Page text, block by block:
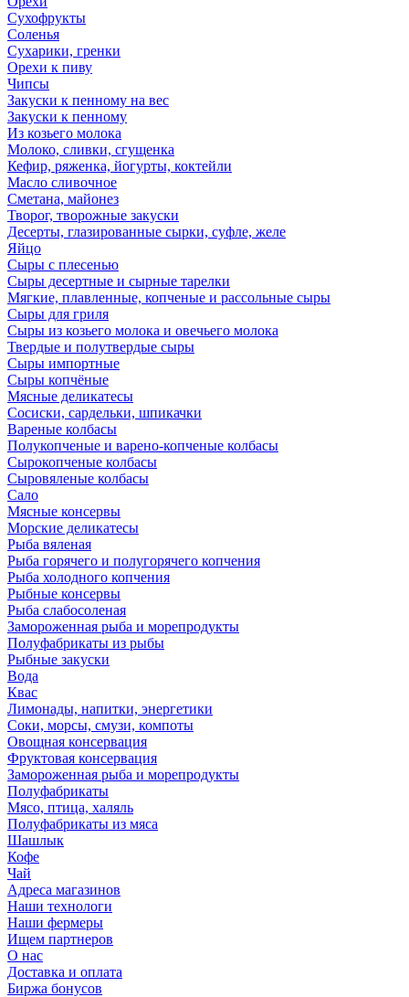
Сухофрукты
Соленья
Сухарики, гренки
Орехи к пиву
Чипсы
Закуски к пенному на вес
Закуски к пенному
Из козьего молока
Молоко, сливки, сгущенка
Кефир, ряженка, йогурты, коктейли
Масло сливочное
Сметана, майонез
Творог, творожные закуски
Десерты, глазированные сырки, суфле, желе
Яйцо
Сыры с плесенью
Сыры десертные и сырные тарелки
Мягкие, плавленные, копченые и рассольные сыры
Сыры для гриля
Сыры из козьего молока и овечьего молока
Твердые и полутвердые сыры
Сыры импортные
Сыры копчёные
Мясные деликатесы
Сосиски, сардельки, шпикачки
Вареные колбасы
Полукопченые и варено-копченые колбасы
Сырокопченые колбасы
Сыровяленые колбасы
Сало
Мясные консервы
Морские деликатесы
Рыба вяленая
Рыба горячего и полугорячего копчения
Рыба холодного копчения
Рыбные консервы
Рыба слабосоленая
Замороженная рыба и морепродукты
Полуфабрикаты из рыбы
Рыбные закуски
Вода
Квас
Лимонады, напитки, энергетики
Соки, морсы, смузи, компоты
Овощная консервация
Фруктовая консервация
Замороженная рыба и морепродукты
Полуфабрикаты
Мясо, птица, халяль
Полуфабрикаты из мяса
Шашлык
Кофе
Чай
Адреса магазинов
Наши технологи
Наши фермеры
Ищем партнеров
О нас
Доставка и оплата
Биржа бонусов